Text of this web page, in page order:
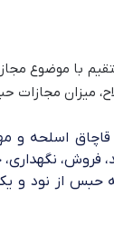
با موضوع
6 قانون مجازات
فروش،
حبس از نود و